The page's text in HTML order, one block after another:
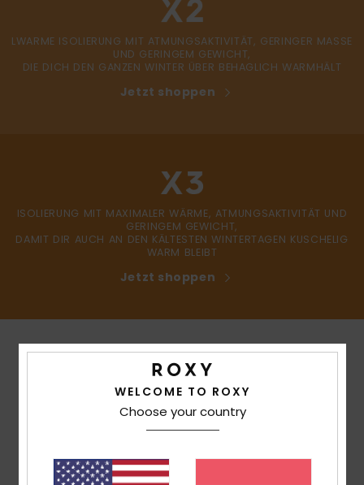
LWARME ISOLIERUNG MIT ATMUNGSAKTIVITÄT, GERINGER MASSE
UND GERINGEM GEWICHT,
DIE DICH DEN GANZEN WINTER ÜBER BEHAGLICH WARMHÄLT
Jetzt shoppen
ISOLIERUNG MIT MAXIMALER WÄRME, ATMUNGSAKTIVITÄT UND
GERINGEM GEWICHT,
DAMIT DIR AUCH AN DEN KÄLTESTEN WINTERTAGEN KUSCHELIG
WARM BLEIBT
Jetzt shoppen
FÜR FRAUEN MIT EINEM
HERZ FÜR DIE ZUKUNFT
WELCOME TO ROXY
Choose your country